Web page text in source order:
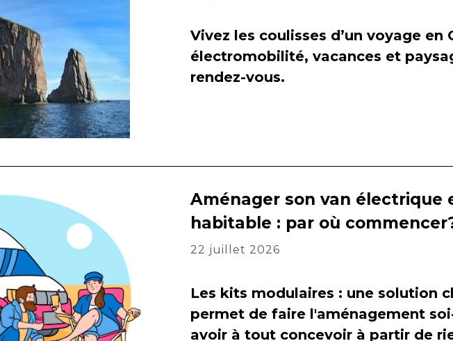
Vivez les coulisses d’un voyage en
électromobilité, vacances et
rendez-vous.
Aménager son van électrique
habitable : par où
22 juillet 2026
Les kits modulaires : une solution
permet de faire l'aménagement
avoir à tout concevoir à partir de